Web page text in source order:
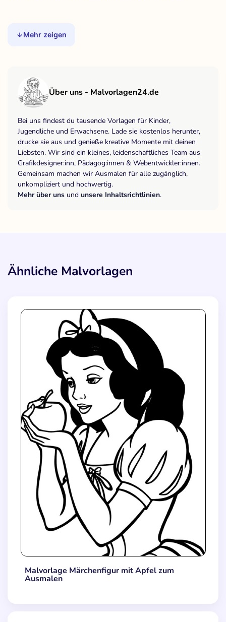
Mehr zeigen
Über uns - Malvorlagen24.de
Bei uns findest du tausende Vorlagen für Kinder,
Jugendliche und Erwachsene. Lade sie kostenlos herunter,
drucke sie aus und genieße kreative Momente mit deinen
Liebsten. Wir sind ein kleines, leidenschaftliches Team aus
Grafikdesigner:inn, Pädagog:innen & Webentwickler:innen.
Gemeinsam machen wir Ausmalen für alle zugänglich,
unkompliziert und hochwertig.
Mehr über uns und unsere Inhaltsrichtlinien.
Ähnliche Malvorlagen
Malvorlage Märchenfigur mit Apfel zum
Ausmalen